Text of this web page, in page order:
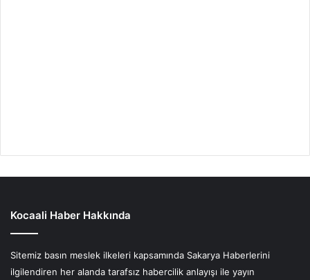
Kocaali Haber Hakkında
Sitemiz basın meslek ilkeleri kapsamında Sakarya Haberlerini
ilgilendiren her alanda tarafsız habercilik anlayışı ile yayın